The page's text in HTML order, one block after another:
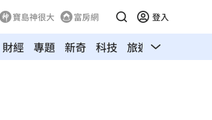
寶島神很大 富房網 登入
財經 專題 新奇 科技 旅遊 汽車